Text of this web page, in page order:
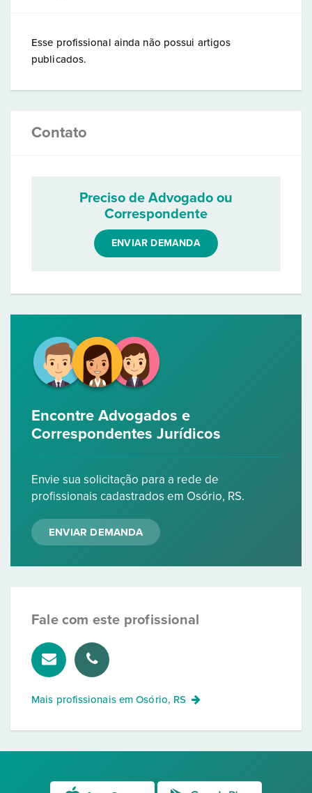
Esse profissional ainda não possui artigos
publicados.
Contato
Preciso de Advogado ou
Correspondente
ENVIAR DEMANDA
Encontre Advogados e
Correspondentes Jurídicos
Envie sua solicitação para a rede de
profissionais cadastrados em Osório, RS.
ENVIAR DEMANDA
Fale com este profissional
Mais profissionais emOsório, RS